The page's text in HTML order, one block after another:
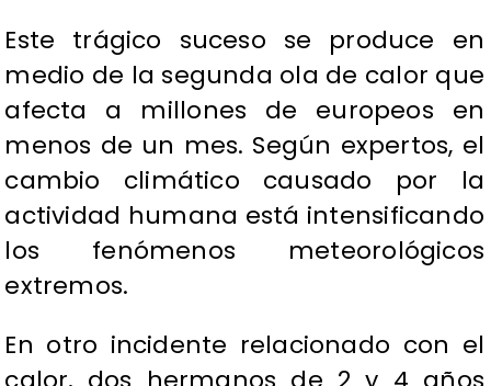
Este trágico suceso se produce en
medio de la segunda ola de calor que
afecta a millones de europeos en
menos de un mes. Según expertos, el
cambio climático causado por la
actividad humana está intensificando
los fenómenos meteorológicos
extremos.
En otro incidente relacionado con el